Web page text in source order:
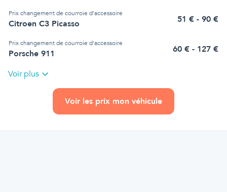
Prixchangement de courroie d'accessoire
Citroen C3 Picasso 51 € - 90 €
Prixchangement de courroie d'accessoire
Porsche 911 60 € - 127 €
Voir plus
Voir les prix mon véhicule